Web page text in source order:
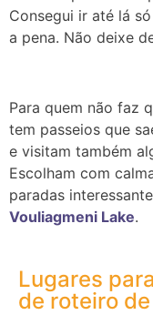
Consegui ir até lá
a pena. Não deixe
Para quem não faz
tem passeios que
e visitam também
Escolham com
paradas
Vouliagmeni Lake.
Lugares
de roteiro